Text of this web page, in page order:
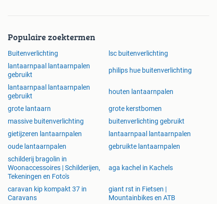
Populaire zoektermen
Buitenverlichting
lsc buitenverlichting
lantaarnpaal lantaarnpalen
gebruikt
philips hue buitenverlichting
lantaarnpaal lantaarnpalen
gebruikt
houten lantaarnpalen
grote lantaarn
grote kerstbomen
massive buitenverlichting
buitenverlichting gebruikt
gietijzeren lantaarnpalen
lantaarnpaal lantaarnpalen
oude lantaarnpalen
gebruikte lantaarnpalen
schilderij bragolin in
Woonaccessoires | Schilderijen,
Tekeningen en Foto's
aga kachel in Kachels
caravan kip kompakt 37 in
Caravans
giant rst in Fietsen |
Mountainbikes en ATB